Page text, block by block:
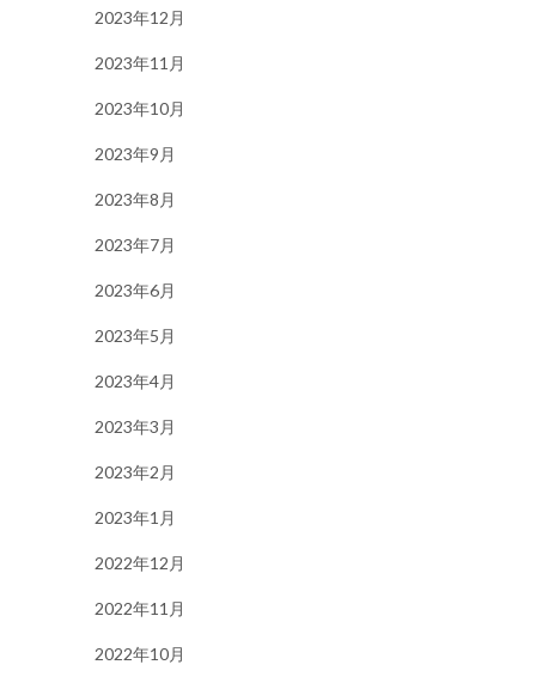
2023年12月
2023年11月
2023年10月
2023年9月
2023年8月
2023年7月
2023年6月
2023年5月
2023年4月
2023年3月
2023年2月
2023年1月
2022年12月
2022年11月
2022年10月